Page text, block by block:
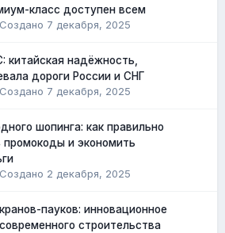
класс доступен всем
Создано 7 декабря, 2025
китайская надёжность,
дороги России и СНГ
Создано 7 декабря, 2025
шопинга: как правильно
промокоды и экономить
Создано 2 декабря, 2025
пауков: инновационное
строительства